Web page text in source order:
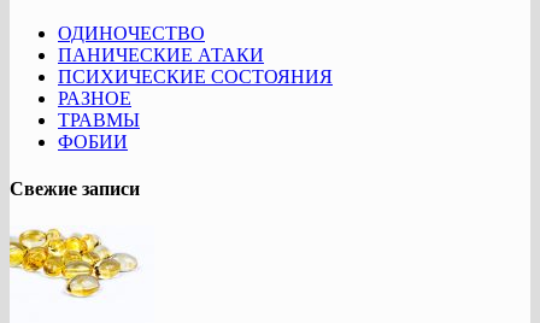
ОДИНОЧЕСТВО
ПАНИЧЕСКИЕ АТАКИ
ПСИХИЧЕСКИЕ СОСТОЯНИЯ
РАЗНОЕ
ТРАВМЫ
ФОБИИ
Свежие записи